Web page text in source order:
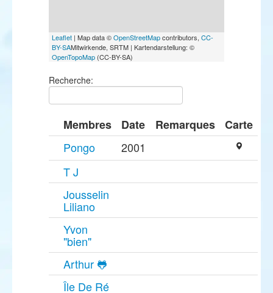
Leaflet | Map data ©OpenStreetMapcontributors, CC-
BY-SAMitwirkende, SRTM | Kartendarstellung: ©
OpenTopoMap (CC-BY-SA)
Recherche:
Membres Date Remarques
Carte
Pongo
2001
T J
Jousselin
Liliano
Yvon
"bien"
Arthur 🐸
Île De Ré